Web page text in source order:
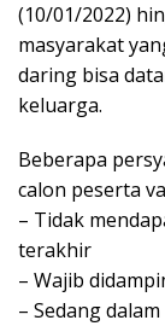
(10/01/2022)
masyarakat
daring bisa
keluarga.
Beberapa
calon peserta
– Tidak
terakhir
– Wajib
– Sedang